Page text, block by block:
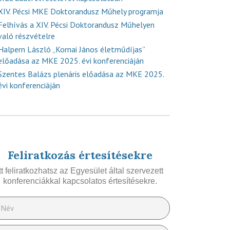
Pécsi MKE Doktorandusz Műhely programja
a XIV. Pécsi Doktorandusz Műhelyen
részvételre
László „Kornai János életműdíjas”
az MKE 2025. évi konferenciáján
Balázs plenáris előadása az MKE 2025.
konferenciáján
Feliratkozás értesítésekre
feliratkozhatsz az Egyesület által szervezett
konferenciákkal kapcsolatos értesítésekre.